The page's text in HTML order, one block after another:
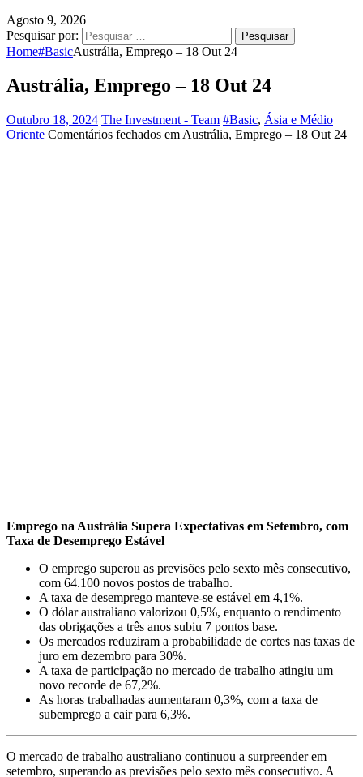
Agosto 9, 2026
Pesquisar por:
Home#BasicAustrália, Emprego – 18 Out 24
Austrália, Emprego – 18 Out 24
Outubro 18, 2024 The Investment - Team #Basic, Ásia e Médio
Oriente Comentários fechados em Austrália, Emprego – 18 Out 24
Emprego na Austrália Supera Expectativas em Setembro, com
Taxa de Desemprego Estável
O emprego superou as previsões pelo sexto mês consecutivo,
com 64.100 novos postos de trabalho.
A taxa de desemprego manteve-se estável em 4,1%.
O dólar australiano valorizou 0,5%, enquanto o rendimento
das obrigações a três anos subiu 7 pontos base.
Os mercados reduziram a probabilidade de cortes nas taxas de
juro em dezembro para 30%.
A taxa de participação no mercado de trabalho atingiu um
novo recorde de 67,2%.
As horas trabalhadas aumentaram 0,3%, com a taxa de
subemprego a cair para 6,3%.
O mercado de trabalho australiano continuou a surpreender em
setembro, superando as previsões pelo sexto mês consecutivo. A